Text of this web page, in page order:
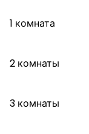
1 комната
2 комнаты
3 комнаты